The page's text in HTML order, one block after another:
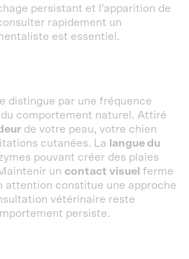
persistant et l'apparition de
rapidement un
est essentiel.
distingue par une fréquence
comportement naturel. Attiré
de votre peau, votre chien
cutanées. La langue du
pouvant créer des plaies
un contact visuel ferme
attention constitue une approche
vétérinaire reste
persiste.